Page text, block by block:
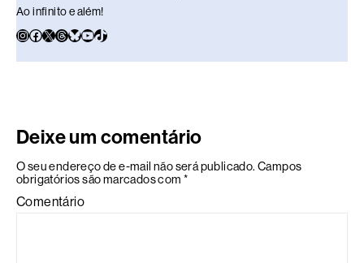
Ao infinito e além!
Deixe um comentário
O seu endereço de e-mail não será publicado. Campos
obrigatórios são marcados com *
Comentário